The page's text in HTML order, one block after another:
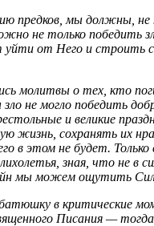
предков, мы должны,
не только победить
от Него и строить
молитвы о тех,
не могло победить
и великие
жизнь, сохранять
в этом не будет.
зная, что не
мы можем ощутить
в критические
Писания —